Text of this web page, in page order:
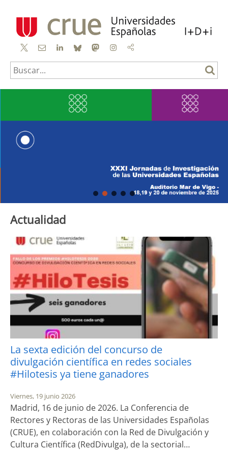
Contacto
linkedinblueskymastodoninstagram
mail
to
Actualidad
La sexta edición del concurso de
divulgación científica en redes sociales
#Hilotesis ya tiene ganadores
Viernes, 19 junio 2026
Madrid, 16 de junio de 2026. La Conferencia de
Rectores y Rectoras de las Universidades Españolas
(CRUE), en colaboración con la Red de Divulgación y
Cultura Científica (RedDivulga), de la sectorial…